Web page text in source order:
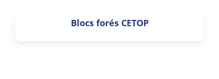
Blocs forés CETOP